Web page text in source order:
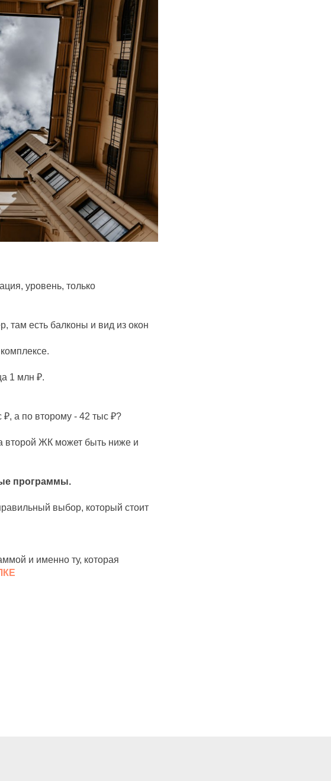
уровень, только
там есть балконы и вид из окон
1 млн ₽.
₽, а по второму - 42 тыс ₽?
второй ЖК может быть ниже и
программы.
выбор, который стоит
и именно ту, которая